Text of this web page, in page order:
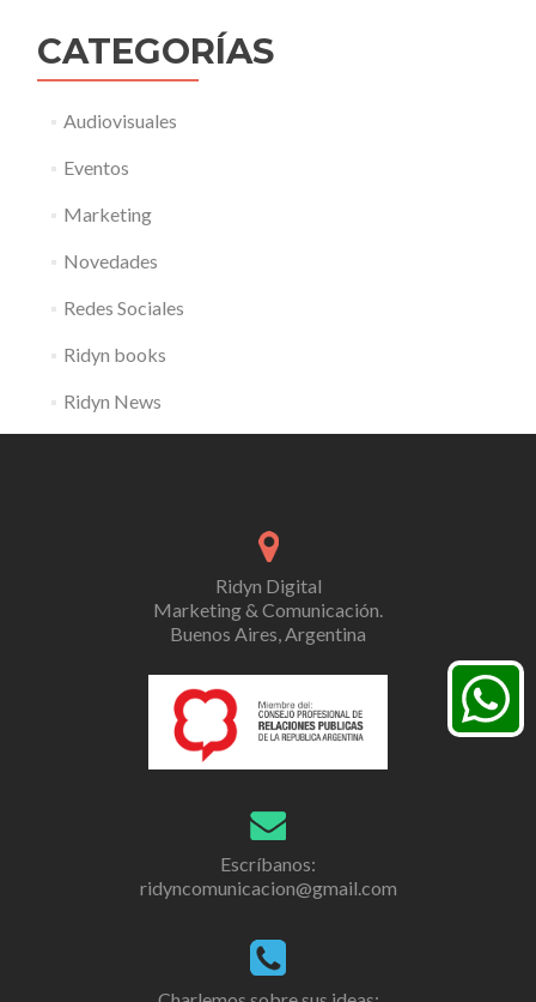
CATEGORÍAS
Audiovisuales
Eventos
Marketing
Novedades
Redes Sociales
Ridyn books
Ridyn News
Ridyn Digital
Marketing & Comunicación.
Buenos Aires, Argentina
Escríbanos:
ridyncomunicacion@gmail.com